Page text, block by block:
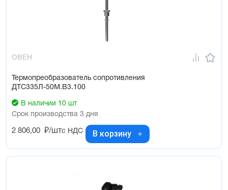
ОВЕН
Термопреобразователь сопротивления
ДТС335Л-50М.В3.100
В наличии 10 шт
Срок производства 3 дня
2 806,00 ₽/штс НДС В корзину